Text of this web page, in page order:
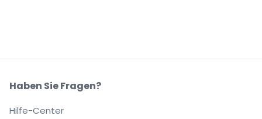
Haben Sie Fragen?
Hilfe-Center